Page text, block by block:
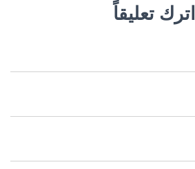
اترك تعليقاً